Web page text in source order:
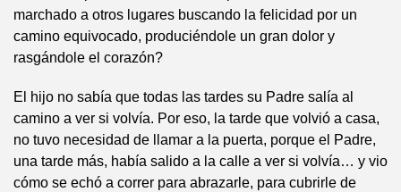
marchado a otros lugares buscando la felicidad por un
camino equivocado, produciéndole un gran dolor y
rasgándole el corazón?
El hijo no sabía que todas las tardes su Padre salía al
camino a ver si volvía. Por eso, la tarde que volvió a casa,
no tuvo necesidad de llamar a la puerta, porque el Padre,
una tarde más, había salido a la calle a ver si volvía… y vio
cómo se echó a correr para abrazarle, para cubrirle de